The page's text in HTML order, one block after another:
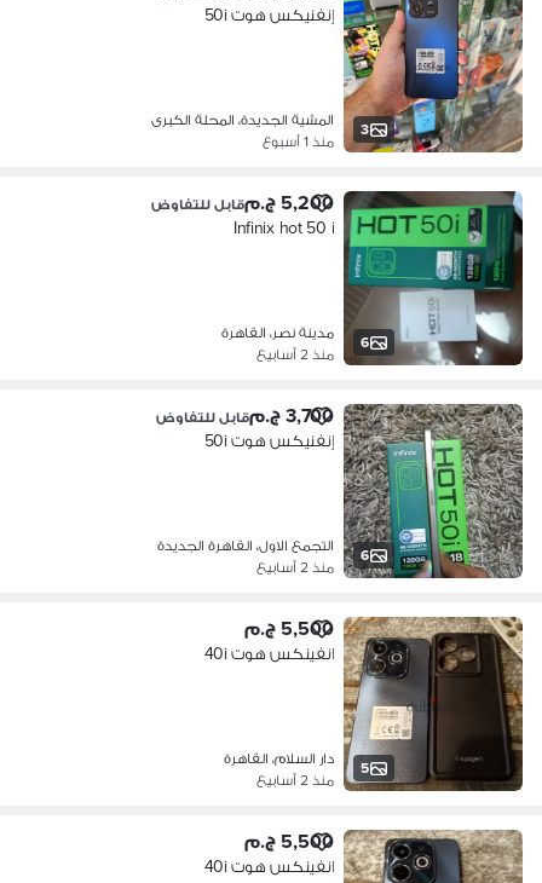
3
إنفنيكس هوت 50i
المشية الجديدة، المحلة الكبرى
منذ 1 أسبوع
6
5,200 ج.م قابل للتفاوض
Infinix hot 50 i
مدينة نصر، القاهرة
منذ 2 أسابيع
6
3,700 ج.م قابل للتفاوض
إنفنيكس هوت 50i
التجمع الاول، القاهرة الجديدة
منذ 2 أسابيع
5
5,500 ج.م
انفينكس هوت 40i
دار السلام، القاهرة
منذ 2 أسابيع
5,500 ج.م
انفينكس هوت 40i